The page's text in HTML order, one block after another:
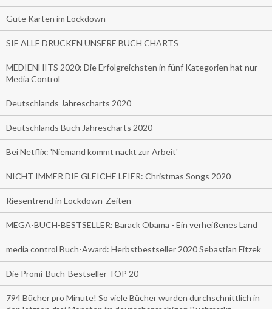
Gute Karten im Lockdown
SIE ALLE DRUCKEN UNSERE BUCH CHARTS
MEDIENHITS 2020: Die Erfolgreichsten in fünf Kategorien hat nur
Media Control
Deutschlands Jahrescharts 2020
Deutschlands Buch Jahrescharts 2020
Bei Netflix: 'Niemand kommt nackt zur Arbeit'
NICHT IMMER DIE GLEICHE LEIER: Christmas Songs 2020
Riesentrend in Lockdown-Zeiten
MEGA-BUCH-BESTSELLER: Barack Obama - Ein verheißenes Land
media control Buch-Award: Herbstbestseller 2020 Sebastian Fitzek
Die Promi-Buch-Bestseller TOP 20
794 Bücher pro Minute! So viele Bücher wurden durchschnittlich in